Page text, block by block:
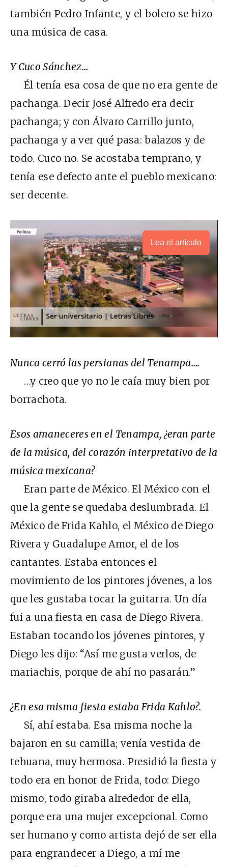
también Pedro Infante, y el bolero se hizo
una música de casa.
Y Cuco Sánchez…
Él tenía esa cosa de que no era gente de
pachanga. Decir José Alfredo era decir
pachanga; y con Álvaro Carrillo junto,
pachanga y a ver qué pasa: balazos y de
todo. Cuco no. Se acostaba temprano, y
tenía ese defecto ante el pueblo mexicano:
ser decente.
Lea el artículo
Nunca cerró las persianas del Tenampa….
…y creo que yo no le caía muy bien por
borrachota.
Esos amaneceres en el Tenampa, ¿eran parte
de la música, del corazón interpretativo de la
música mexicana?
Eran parte de México. El México con el
que la gente se quedaba deslumbrada. El
México de Frida Kahlo, el México de Diego
Rivera y Guadalupe Amor, el de los
cantantes. Estaba entonces el
movimiento de los pintores jóvenes, a los
que les gustaba tocar la guitarra. Un día
fui a una fiesta en casa de Diego Rivera.
Estaban tocando los jóvenes pintores, y
Diego les dijo: “Así me gusta verlos, de
mariachis, porque de ahí no pasarán.”
¿En esa misma fiesta estaba Frida Kahlo?.
Sí, ahí estaba. Esa misma noche la
bajaron en su camilla; venía vestida de
tehuana, muy hermosa. Presidió la fiesta y
todo era en honor de Frida, todo: Diego
mismo, todo giraba alrededor de ella,
porque era una mujer excepcional. Como
ser humano y como artista dejó de ser ella
para engrandecer a Diego, a mí me